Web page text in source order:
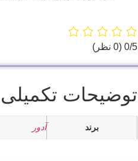
‫0/5 ‫(0 نظر)
توضیحات تکمیلی
برند آدور